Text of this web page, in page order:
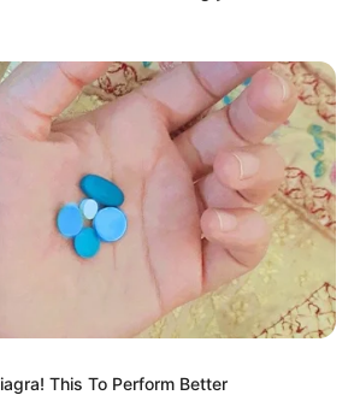
This To Perform Better